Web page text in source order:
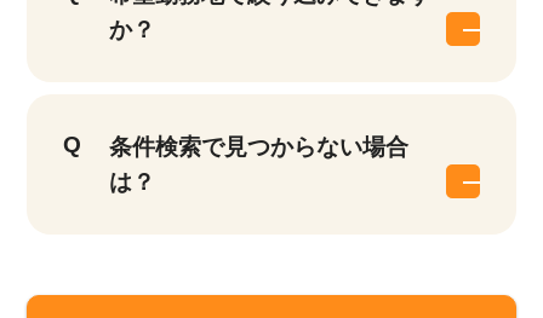
か？
条件検索で見つからない場合
は？
9,873 件